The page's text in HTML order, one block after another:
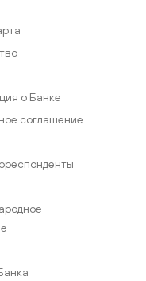
о Банке
соглашение